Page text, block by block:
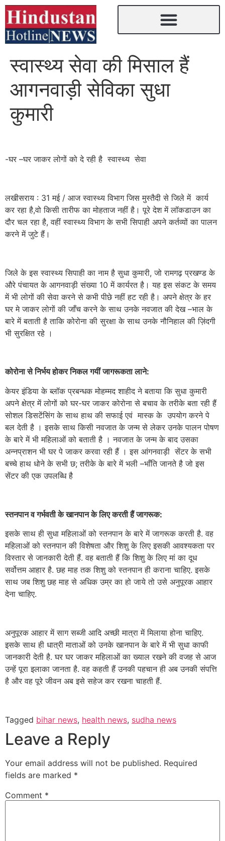
स्वास्थ्य सेवा की मिसाल हैं
आगनवाड़ी सेविका सुधा
कुमारी
-घर –घर जाकर लोगों को दे रही है स्वास्थ्य सेवा
लखीसराय : 31 मई / आज स्वास्थ्य विभाग जिस मुस्तैदी से जिले में कार्य
कर रहा है,वो किसी तारीफ का मोहताज नहीं है। पूरे देश में लॉकडाउन का
दौर चल रहा है, वहीं स्वास्थ्य विभाग के सभी सिपाही अपने कर्तव्यों का पालन
करने में जुटे हैं।
जिले के इस स्वास्थ्य सिपाही का नाम है सुधा कुमारी, जो रामगढ़ प्रखण्ड के
औरे पंचायत के आगनवाड़ी संख्या 10 में कार्यरत है। यह इस संकट के समय
में भी लोगों की सेवा करने से कभी पीछे नहीं हट रही है। अपने क्षेत्र के हर
घर मे जाकर लोगों की जाँच करने के साथ उनके नवजात की देख –भाल के
बारे में बताती है ताकि कोरोना की सुरक्षा के साथ उनके नौनिहाल की ज़िंदगी
भी सुरक्षित रहे ।
कोरोना से निर्भय होकर निकल गयीं जागरूकता लाने:
केयर इंडिया के ब्लॉक प्रबन्धक मोहम्मद शाहीद ने बताया कि सुधा कुमारी
अपने क्षेत्र में लोगों को घर-घर जाकर कोरोना से बचाव के तरीके बता रही हैं
सोशल डिसटेंसिंग के साथ हाथ की सफाई एवं मास्क के उपयोग करने पे
बल देती है । इसके साथ किसी नवजात के जन्म से लेकर उनके पालन पोषण
के बारे में भी महिलाओं को बताती है । नवजात के जन्म के बाद उसका
अन्नप्राशन भी घर पे जाकर करवा रही हैं । इस आंगनवाड़ी सेंटर के सभी
बच्चे हाथ धोने के सभी छ; तरीके के बारे में भली –भाँति जानते है जो इस
सेंटर की एक उपलब्धि है
स्तनपान व गर्भवती के खानपान के लिए करती हैं जागरूक:
इसके साथ ही सुधा महिलाओं को स्तनपान के बारे में जागरूक करती है. वह
महिलाओं को स्तनपान की विशेषता और शिशु के लिए इसकी आवश्यकता पर
विस्तार से जानकारी देती हैं. वह बताती हैं कि शिशु के लिए मां का दूध
सर्वोत्तम आहार है. छह माह तक शिशु को स्तनपान ही कराना चाहिए. इसके
साथ जब शिशु छह माह से अधिक उम्र का हो जाये तो उसे अनुपूरक आहार
देना चाहिए.
अनुपूरक आहार में साग सब्जी आदि अच्छी मात्रा में मिलाया होना चाहिए.
इसके साथ ही धात्री माताओं को उनके खानपान के बारे में भी सुधा काफी
जानकारी देती है. घर घर जाकर महिलाओं का ख्याल रखने की वजह से आज
उन्हें पूरा इलाका जानता है. वह कहती हैं उनकी पहचान ही अब उनकी संपत्ति
है और वह पूरे जीवन अब इसे सहेज कर रखना चाहती हैं.
Tagged bihar news, health news, sudha news
Leave a Reply
Your email address will not be published. Required
fields are marked *
Comment *